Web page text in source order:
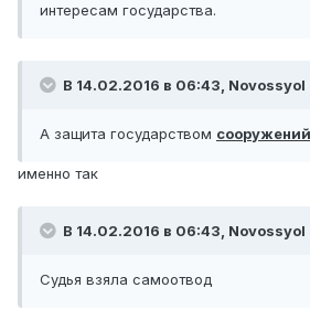
интересам государства.
В 14.02.2016 в 06:43, Novossyol
А защита государством
именно так
В 14.02.2016 в 06:43, Novossyol
Судья взяла самоотвод